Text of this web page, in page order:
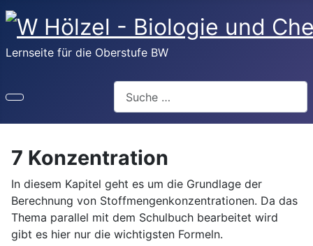
Lernseite für die Oberstufe BW
7 Konzentration
In diesem Kapitel geht es um die Grundlage der
Berechnung von Stoffmengenkonzentrationen. Da das
Thema parallel mit dem Schulbuch bearbeitet wird
gibt es hier nur die wichtigsten Formeln.